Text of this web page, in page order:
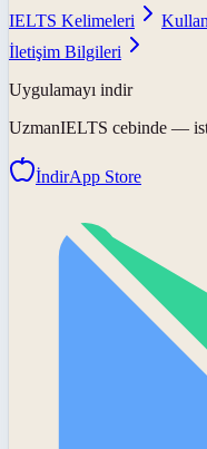
IELTS Kelimeleri
İletişim Bilgileri
Uygulamayı indir
UzmanIELTS cebinde —
İndirApp Store